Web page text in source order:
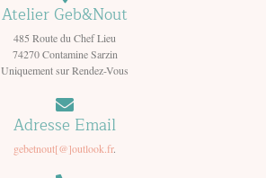
Atelier Geb&Nout
485 Route du Chef Lieu
74270 Contamine Sarzin
Uniquement sur Rendez-Vous
Adresse Email
gebetnout[@]outlook.fr.